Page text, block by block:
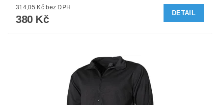
314,05 Kč bez DPH
380 Kč
DETAIL